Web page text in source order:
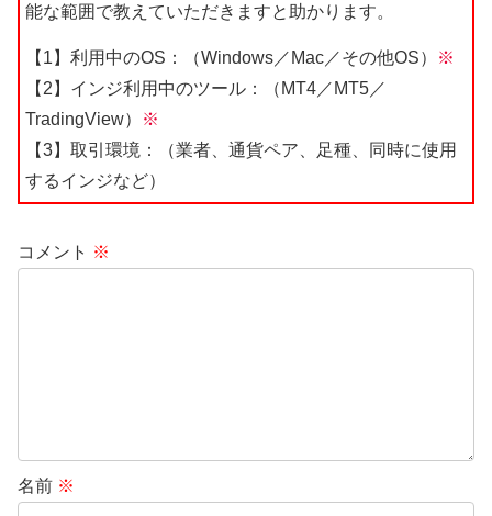
能な範囲で教えていただきますと助かります。
【1】利用中のOS：（Windows／Mac／その他OS）
※
【2】インジ利用中のツール：（MT4／MT5／
TradingView）
※
【3】取引環境：（業者、通貨ペア、足種、同時に使用
するインジなど）
コメント ※
名前 ※